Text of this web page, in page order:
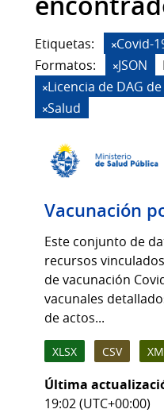
Etiquetas: Covid-
Formatos:
JSON
Licencia de DAG
Salud
Vacunación
Este conjunto de
recursos
de vacunación
vacunales
de actos...
XLSX CSV
Última
19:02 (UTC+00:00)